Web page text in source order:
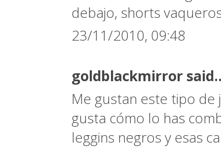
debajo, shorts
23/11/2010, 09:48
goldblackmirror
Me gustan este tipo de
gusta cómo lo has
leggins negros y esas